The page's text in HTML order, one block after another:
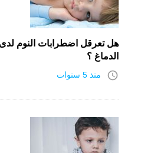
هل تعرقل اضطرابات النوم
الدماغ ؟
access_time منذ 5 سنوات